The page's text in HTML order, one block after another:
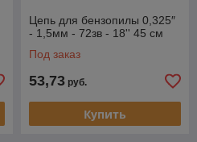
Цепь для бензопилы 0,325″
- 1,5мм - 72зв - 18'' 45 см
Под заказ
53,73 руб.
Купить